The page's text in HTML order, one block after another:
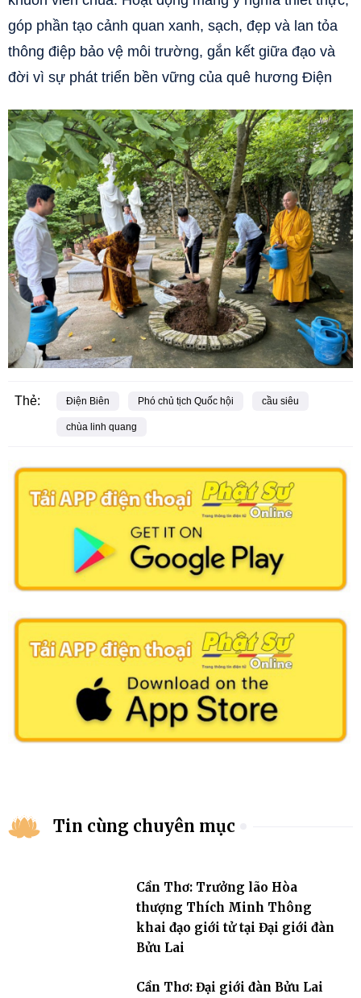
góp phần tạo cảnh quan xanh, sạch, đẹp và lan tỏa
thông điệp bảo vệ môi trường, gắn kết giữa đạo và
đời vì sự phát triển bền vững của quê hương Điện
Thẻ: Điện Biên Phó chủ tịch Quốc hội cầu siêu
chùa linh quang
Tin cùng chuyên mục
Cần Thơ: Trưởng lão Hòa
thượng Thích Minh Thông
khai đạo giới tử tại Đại giới đàn
Bửu Lai
Cần Thơ: Đại giới đàn Bửu Lai